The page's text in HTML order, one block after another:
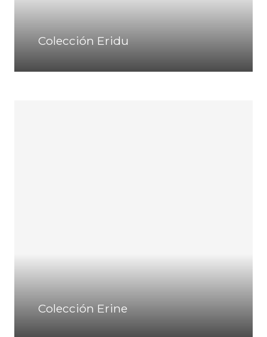
Colección Eridu
Colección Erine